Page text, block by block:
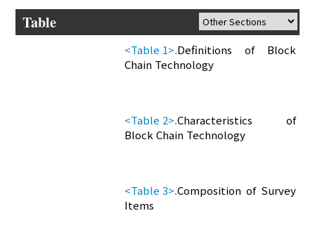
Table
<Table 1>.Definitions of Block
Chain Technology
<Table 2>.Characteristics of
Block Chain Technology
<Table 3>.Composition of Survey
Items